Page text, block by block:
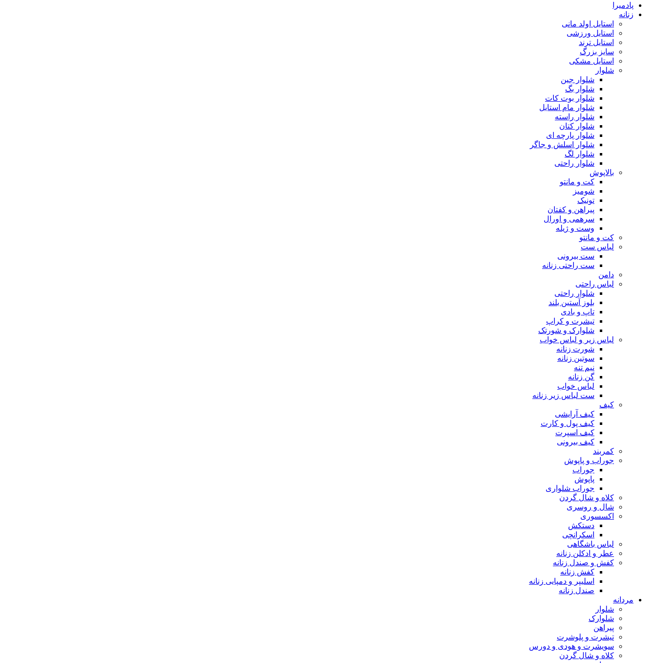
پادمیرا
زنانه
استایل اولد مانی
استایل ورزشی
استایل ترند
سایز بزرگ
استایل مشکی
شلوار
شلوار جین
شلوار بگ
شلوار بوت کات
شلوار مام استایل
شلوار راسته
شلوار کتان
شلوار پارچه ای
شلوار اسلش و جاگر
شلوار لگ
شلوار راحتی
بالاپوش
کت و مانتو
شومیز
تونیک
پیراهن و کفتان
سرهمی و اورال
وست و ژیله
کت و مانتو
لباس ست
ست بیرونی
ست راحتی زنانه
دامن
لباس راحتی
شلوار راحتی
بلوز آستین بلند
تاپ و بادی
تیشرت و کراپ
شلوارک و شورتک
لباس زیر و لباس خواب
شورت زنانه
سوتین زنانه
نیم تنه
گن زنانه
لباس خواب
ست لباس زیر زنانه
کیف
کیف آرایشی
کیف پول و کارت
کیف اسپرت
کیف بیرونی
کمربند
جوراب و پاپوش
جوراب
پاپوش
جوراب شلواری
کلاه و شال گردن
شال و روسری
اکسسوری
دستکش
اسکرانچی
لباس باشگاهی
عطر و ادکلن زنانه
کفش و صندل زنانه
کفش زنانه
اسلیپر و دمپایی زنانه
صندل زنانه
مردانه
شلوار
شلوارک
پیراهن
تیشرت و پلوشرت
سویشرت و هودی و دورس
کلاه و شال گردن